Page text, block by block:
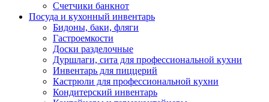
Счетчики банкнот
Посуда и кухонный инвентарь
Бидоны, баки, фляги
Гастроемкости
Доски разделочные
Дуршлаги, сита для профессиональной кухни
Инвентарь для пиццерий
Кастрюли для профессиональной кухни
Кондитерский инвентарь